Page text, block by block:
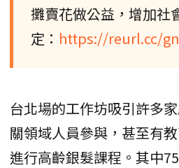
攤賣花做公益，增加社
定： https://reurl.cc/
台北場的工作坊吸引許多
關領域人員參與，甚至有
進行高齡銀髮課程。其中